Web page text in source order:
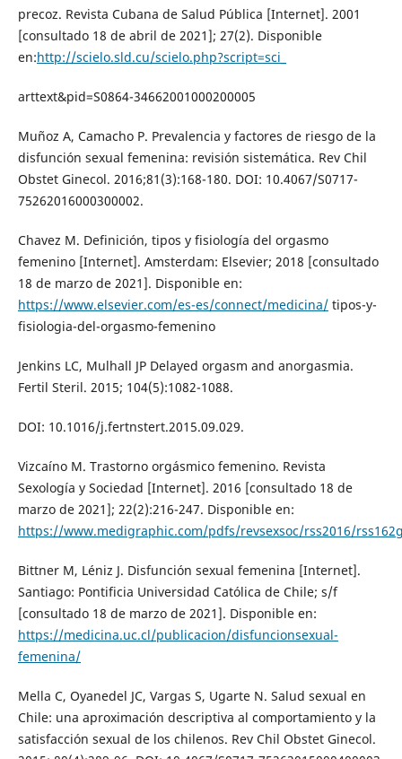
precoz. Revista Cubana de Salud Pública [Internet]. 2001
[consultado 18 de abril de 2021]; 27(2). Disponible
en:http://scielo.sld.cu/scielo.php?script=sci_
arttext&pid=S0864-34662001000200005
Muñoz A, Camacho P. Prevalencia y factores de riesgo de la
disfunción sexual femenina: revisión sistemática. Rev Chil
Obstet Ginecol. 2016;81(3):168-180. DOI: 10.4067/S0717-
75262016000300002.
Chavez M. Definición, tipos y fisiología del orgasmo
femenino [Internet]. Amsterdam: Elsevier; 2018 [consultado
18 de marzo de 2021]. Disponible en:
https://www.elsevier.com/es-es/connect/medicina/tipos-y-
fisiologia-del-orgasmo-femenino
Jenkins LC, Mulhall JP Delayed orgasm and anorgasmia.
Fertil Steril. 2015; 104(5):1082-1088.
DOI: 10.1016/j.fertnstert.2015.09.029.
Vizcaíno M. Trastorno orgásmico femenino. Revista
Sexología y Sociedad [Internet]. 2016 [consultado 18 de
marzo de 2021]; 22(2):216-247. Disponible en:
https://www.medigraphic.com/pdfs/revsexsoc/rss2016/
Bittner M, Léniz J. Disfunción sexual femenina [Internet].
Santiago: Pontificia Universidad Católica de Chile; s/f
[consultado 18 de marzo de 2021]. Disponible en:
https://medicina.uc.cl/publicacion/disfuncionsexual-
femenina/
Mella C, Oyanedel JC, Vargas S, Ugarte N. Salud sexual en
Chile: una aproximación descriptiva al comportamiento y la
satisfacción sexual de los chilenos. Rev Chil Obstet Ginecol.